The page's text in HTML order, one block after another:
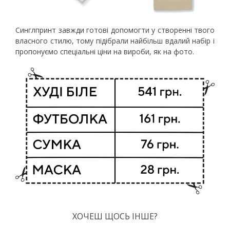
Синглпринт завжди готові допомогти у створенні твого
власного стилю, тому підібрали найбільш вдалий набір і
пропонуємо спеціальні ціни на вироби, як на фото.
ХОЧЕШ ЩОСЬ ІНШЕ?